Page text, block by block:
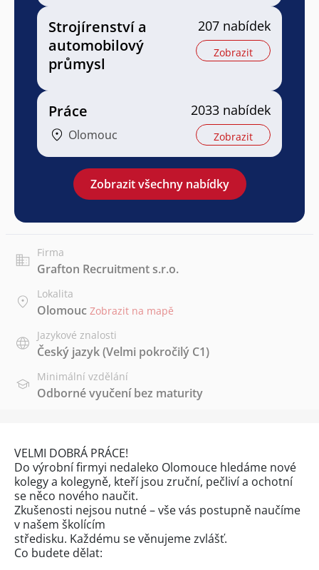
Strojírenství a
automobilový
průmysl
207 nabídek
Zobrazit
Práce
Olomouc
2033 nabídek
Zobrazit
Zobrazit všechny nabídky
Firma
Grafton Recruitment s.r.o.
Lokalita
Olomouc Zobrazit na mapě
Jazykové znalosti
Český jazyk(Velmi pokročilý C1)
Minimální vzdělání
Odborné vyučení bez maturity
VELMI DOBRÁ PRÁCE!
Do výrobní firmyi nedaleko Olomouce hledáme nové
kolegy a kolegyně, kteří jsou zruční, pečliví a ochotní
se něco nového naučit.
Zkušenosti nejsou nutné – vše vás postupně naučíme
v našem školícím
středisku. Každému se věnujeme zvlášť.
Co budete dělat: